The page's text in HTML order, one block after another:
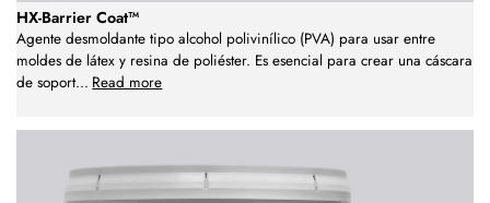
HX-Barrier Coat™
Agente desmoldante tipo alcohol polivinílico (PVA) para usar entre
moldes de látex y resina de poliéster. Es esencial para crear una cáscara
de soport... Read more